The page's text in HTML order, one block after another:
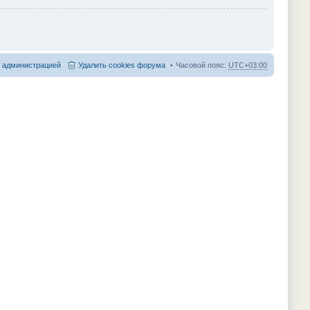
Часовой пояс: UTC+03:00
Удалить cookies форума
администрацией